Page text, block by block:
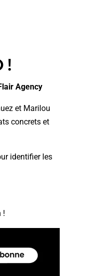
!
Agency
et Marilou
concrets et
identifier les
!